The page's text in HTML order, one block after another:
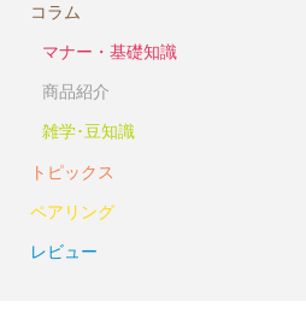
コラム
マナー・基礎知識
商品紹介
雑学･豆知識
トピックス
ペアリング
レビュー